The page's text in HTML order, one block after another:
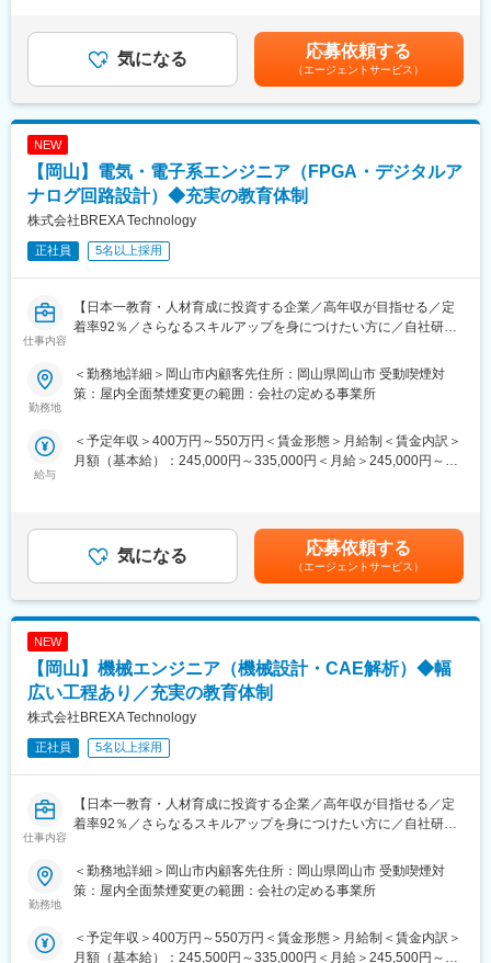
NTTドコモビジネスグループの革新的な技術や、モバイル、クラ
ウド、セキュリティ、IoT、AIなど先進ソリューションを組み合わ
きます。お客さまに寄り添うDX支援をコンサルティングから導入
変更の範囲：会社の定める業務
営業プロセスをリードしていきます。
■特徴・魅力：
月の残業平均15時間程度、土日祝日休みの環境なので、ワークラ
イフバランスを意識したメリハリをつけた働き方が可能です。
■充実の研修制度：
技術スキルを向上させるためのIT系資格の取得サポート制度や多
担で資格取得をすることができます。
NTTドコモビジネスグループの革新的な技術や、モバイル、クラ
ウド、セキュリティ、IoT、AIなど先進ソリューションを組み合わ
後のサポートまで一貫して担っており、ワンストップで顧客への
価値提供が可能です。
通じて上下する可能性があります。月給(月額)は固定手当を含めた
表記です。気になる 応募依頼する
（エージェントサービス）
NEW
【岡山】電気・電子系エンジニア（FPGA・デジタルア
ナログ回路設計）◆充実の教育体制
株式会社BREXA Technology
正社員 5名以上採用
仕事内容
【日本一教育・人材育成に投資する企業／高年収が目指せる／定
着率92％／さらなるスキルアップを身につけたい方に／自社研修
■仕事内容：
今回は、大手優良企業への幅広い製品開発の技術提供を行ってい
価解析・電気設備）を募集します。設計業務や解析評価、電気設
備など幅広い工程でプロジェクトがございますので、技術者のお
下記のいずれかをスキルに応じてご担当いただきます。
◇開発製品：自動車製品、生産設備、半導体装置など他多数
・電気制御設計業務（PLC・ラダー設計）
・各種回路（アナログ・デジタル）設計
・LSI回路、FPGA、IGBT設計業務
・実験・評価業務
※業務の詳細は面談時にご説明いたしますので、お気軽にご応募く
ださい。
■充実の教育体制・キャリアパス：
◎難易度の高い業務や、マネジメントの立場に立っていただくな
ど、長期的に就業いただく中で希望に沿ったキャリア選択が可能
です。
◎キャリアカウンセラーが自社社員として常駐し、5年後、10年
の確保も行っています。
◎また、英語研修など世界で通用する人材ではなく、活躍する人
加）
勤務地
＜勤務地詳細＞岡山市内顧客先住所：岡山県岡山市 受動喫煙対
策：屋内全面禁煙変更の範囲：会社の定める事業所
給与
＜予定年収＞400万円～550万円＜賃金形態＞月給制＜賃金内訳＞
月額（基本給）：245,000円～335,000円＜月給＞245,000円～
金はあくまでも目安の金額であり、選考を通じて上下する可能性
があります。月給(月額)は固定手当を含めた表記です。
気になる 応募依頼する
（エージェントサービス）
NEW
【岡山】機械エンジニア（機械設計・CAE解析）◆幅
広い工程あり／充実の教育体制
株式会社BREXA Technology
正社員 5名以上採用
仕事内容
【日本一教育・人材育成に投資する企業／高年収が目指せる／定
着率92％／さらなるスキルアップを身につけたい方に／自社研修
■仕事内容：
今回は、大手優良企業への幅広い製品開発の技術提供を行ってい
します。設計業務や解析評価など幅広い工程でプロジェクトがご
勤務地
＜勤務地詳細＞岡山市内顧客先住所：岡山県岡山市 受動喫煙対
策：屋内全面禁煙変更の範囲：会社の定める事業所
＜予定年収＞400万円～550万円＜賃金形態＞月給制＜賃金内訳＞
月額（基本給）：245,500円～335,000円＜月給＞245,500円～